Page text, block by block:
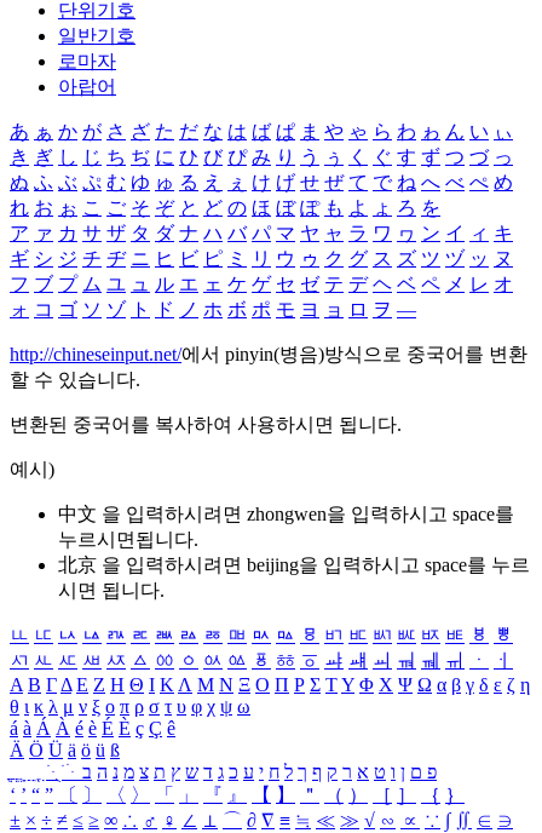
단위기호
일반기호
로마자
아랍어
あ ぁ か が さ ざ た だ な は ば ぱ ま や ゃ ら わ ゎ ん い ぃ
き ぎ し じ ち ぢ に ひ び ぴ み り う ぅ く ぐ す ず つ づ っ
ぬ ふ ぶ ぷ む ゆ ゅ る え ぇ け げ せ ぜ て で ね へ べ ぺ め
れ お ぉ こ ご そ ぞ と ど の ほ ぼ ぽ も よ ょ ろ を
ア ァ カ サ ザ タ ダ ナ ハ バ パ マ ヤ ャ ラ ワ ヮ ン イ ィ キ
ギ シ ジ チ ヂ ニ ヒ ビ ピ ミ リ ウ ゥ ク グ ス ズ ツ ヅ ッ ヌ
フ ブ プ ム ユ ュ ル エ ェ ケ ゲ セ ゼ テ デ ヘ ベ ペ メ レ オ
ォ コ ゴ ソ ゾ ト ド ノ ホ ボ ポ モ ヨ ョ ロ ヲ ―
http://chineseinput.net/에서 pinyin(병음)방식으로 중국어를 변환
할 수 있습니다.
변환된 중국어를 복사하여 사용하시면 됩니다.
예시)
中文 을 입력하시려면 zhongwen을 입력하시고 space를
누르시면됩니다.
北京 을 입력하시려면 beijing을 입력하시고 space를 누르
시면 됩니다.
ㅥ ㅦ ㅧ ㅨ ㅩ ㅪ ㅫ ㅬ ㅭ ㅮ ㅯ ㅰ ㅱ ㅲ ㅳ ㅴ ㅵ ㅶ ㅷ ㅸ
ㅹ
ㅺ ㅻ ㅼ ㅽ ㅾ ㅿ ㆀ ㆁ ㆂ ㆃ ㆄ ㆅ ㆆ ㆇ ㆈ ㆉ ㆊ ㆋ ㆌ ㆍ
ㆎ
Α Β ΓΔ Ε Ζ Η Θ Ι ΚΛ Μ Ν Ξ Ο Π Ρ Σ ΤΥ Φ Χ Ψ Ω α β γ δ ε ζ η
θ ι κ λ μ ν ξ ο π ρ σ τ υ φ χ ψ ω
á à Á À é è É È ç Ç ê
Ä Ö Ü ä ö ü ß
ִֶֹ ֻּ ׁׂ פ ם ן ו ט א ר ק ף ך ל ח י ע כ ג ד ש ץ ת צ מ נ ה ב
‘ ’ “ ” 〔 〕 〈 〉 「 」 『 』 【 】 ＂ （ ） ［ ］ ｛ ｝
± × ÷ ≠ ≤ ≥ ∞ ∴ ♂ ♀ ∠ ⊥ ⌒ ∂ ∇ ≡ ≒ ≪ ≫ √ ∽ ∝ ∵ ∫ ∬ ∈ ∋